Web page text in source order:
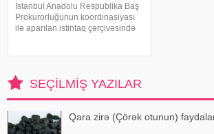
İstanbul Anadolu Respublika Baş
Prokurorluğunun koordinasiyası
ilə aparılan istintaq çərçivəsində
SEÇILMIŞ YAZILAR
Qara zirə (Çörək otunun)